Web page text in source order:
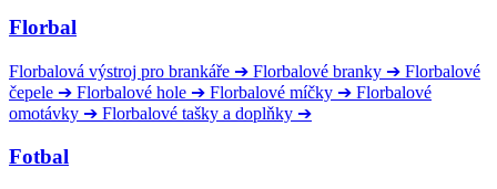
Florbal
Florbalová výstroj pro brankáře ➔ Florbalové branky ➔ Florbalové
čepele ➔ Florbalové hole ➔ Florbalové míčky ➔ Florbalové
omotávky ➔ Florbalové tašky a doplňky ➔
Fotbal